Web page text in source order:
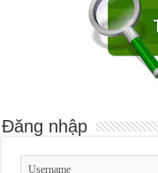
Đăng nhập